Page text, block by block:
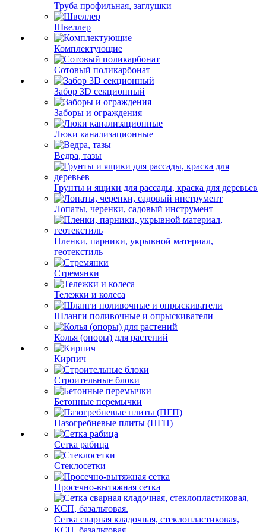
Труба профильная, заглушки
Швеллер
Комплектующие
Сотовый поликарбонат
Забор 3D секционный
Заборы и ограждения
Люки канализационные
Ведра, тазы
Грунты и ящики для рассады, краска для деревьев
Лопаты, черенки, садовый инструмент
Пленки, парники, укрывной материал,
геотекстиль
Стремянки
Тележки и колеса
Шланги поливочные и опрыскиватели
Колья (опоры) для растений
Кирпич
Строительные блоки
Бетонные перемычки
Пазогребневые плиты (ПГП)
Сетка рабица
Стеклосетки
Просечно-вытяжная сетка
Сетка сварная кладочная, стеклопластиковая,
КСП, базальтовая.